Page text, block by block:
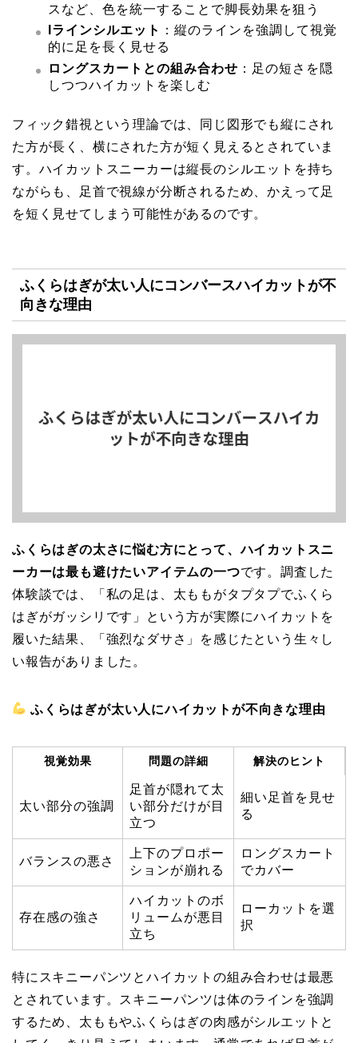
スなど、色を統一することで脚長効果を狙う
Iラインシルエット
：縦のラインを強調して視覚
的に足を長く見せる
ロングスカートとの組み合わせ ：足の短さを隠
しつつハイカットを楽しむ
フィック錯視という理論では、同じ図形でも縦にされ
た方が長く、横にされた方が短く見えるとされていま
す。ハイカットスニーカーは縦長のシルエットを持ち
ながらも、足首で視線が分断されるため、かえって足
を短く見せてしまう可能性があるのです。
ふくらはぎが太い人にコンバースハイカットが不
向きな理由
ふくらはぎの太さに悩む方にとって、ハイカットスニ
ーカーは最も避けたいアイテムの一つです。調査した
体験談では、「私の足は、太ももがタプタプでふくら
はぎがガッシリです」という方が実際にハイカットを
履いた結果、「強烈なダサさ」を感じたという生々し
い報告がありました。
ふくらはぎが太い人にハイカットが不向きな理由
視覚効果 問題の詳細 解決のヒント
太い部分の強調
足首が隠れて太
い部分だけが目
立つ
細い足首を見せ
る
バランスの悪さ
上下のプロポー
ションが崩れる
ロングスカート
でカバー
存在感の強さ
ハイカットのボ
リュームが悪目
立ち
ローカットを選
択
特にスキニーパンツとハイカットの組み合わせは最悪
とされています。スキニーパンツは体のラインを強調
するため、太ももやふくらはぎの肉感がシルエットと